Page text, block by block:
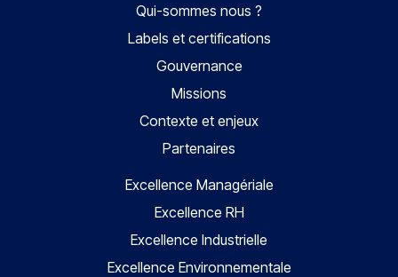
Qui-sommes nous ?
Labels et certifications
Gouvernance
Missions
Contexte et enjeux
Partenaires
Excellence Managériale
Excellence RH
Excellence Industrielle
Excellence Environnementale